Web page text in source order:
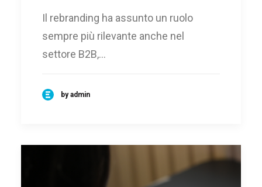
Il rebranding ha assunto un ruolo
sempre più rilevante anche nel
settore B2B,…
by admin